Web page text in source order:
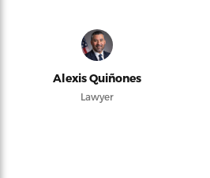
Alexis Quiñones
Lawyer